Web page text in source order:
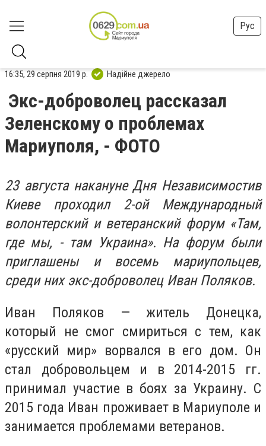
Рус
16:35, 29 серпня 2019 р. Надійне джерело
Экс-доброволец рассказал
Зеленскому о проблемах
Мариуполя, - ФОТО
23 августа накануне Дня Независимостив
Киеве проходил 2-ой Международный
волонтерский и ветеранский форум «Там,
где мы, - там Украина». На форум были
приглашены и восемь мариупольцев,
среди них экс-доброволец Иван Поляков.
Иван Поляков — житель Донецка,
который не смог смириться с тем, как
«русский мир» ворвался в его дом. Он
стал добровольцем и в 2014-2015 гг.
принимал участие в боях за Украину. С
2015 года Иван проживает в Мариуполе и
занимается проблемами ветеранов.